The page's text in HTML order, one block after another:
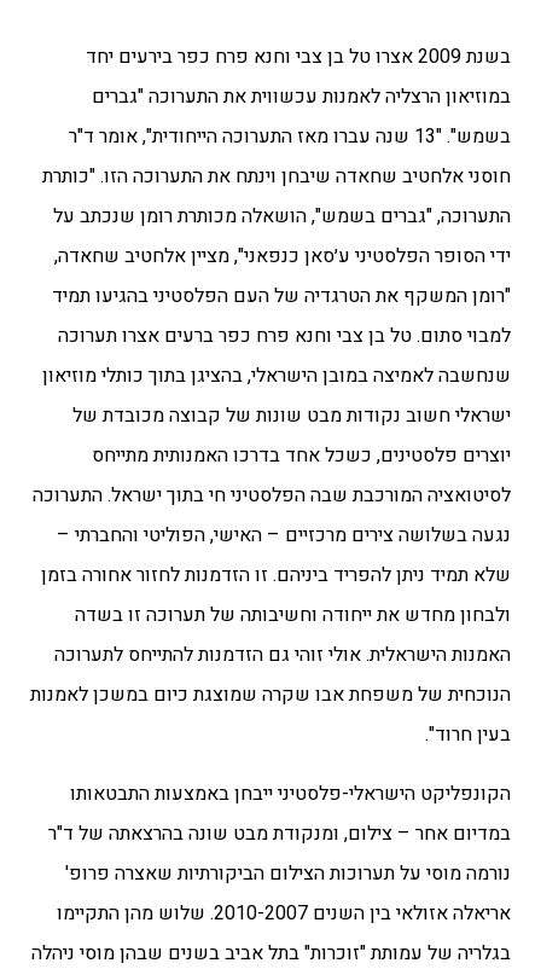
בשנת 2009 אצרו טל בן צבי וחנא פרח כפר בירעים יחד
במוזיאון הרצליה לאמנות עכשווית את התערוכה "גברים
בשמש". "13 שנה עברו מאז התערוכה הייחודית", אומר ד"ר
חוסני אלחטיב שחאדה שיבחן וינתח את התערוכה הזו. "כותרת
התערוכה, "גברים בשמש", הושאלה מכותרת רומן שנכתב על
ידי הסופר הפלסטיני ע׳סאן כנפאני", מציין אלחטיב שחאדה,
"רומן המשקף את הטרגדיה של העם הפלסטיני בהגיעו תמיד
למבוי סתום. טל בן צבי וחנא פרח כפר ברעים אצרו תערוכה
שנחשבה לאמיצה במובן הישראלי, בהציגן בתוך כותלי מוזיאון
ישראלי חשוב נקודות מבט שונות של קבוצה מכובדת של
יוצרים פלסטינים, כשכל אחד בדרכו האמנותית מתייחס
לסיטואציה המורכבת שבה הפלסטיני חי בתוך ישראל. התערוכה
נגעה בשלושה צירים מרכזיים – האישי, הפוליטי והחברתי –
שלא תמיד ניתן להפריד ביניהם. זו הזדמנות לחזור אחורה בזמן
ולבחון מחדש את ייחודה וחשיבותה של תערוכה זו בשדה
האמנות הישראלית. אולי זוהי גם הזדמנות להתייחס לתערוכה
הנוכחית של משפחת אבו שקרה שמוצגת כיום במשכן לאמנות
בעין חרוד".
הקונפליקט הישראלי-פלסטיני ייבחן באמצעות התבטאותו
במדיום אחר – צילום, ומנקודת מבט שונה בהרצאתה של ד"ר
נורמה מוסי על תערוכות הצילום הביקורתיות שאצרה פרופ'
אריאלה אזולאי בין השנים 2010-2007. שלוש מהן התקיימו
בגלריה של עמותת "זוכרות" בתל אביב בשנים שבהן מוסי ניהלה